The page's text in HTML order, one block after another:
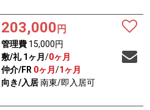
203,000 円
管理費15,000円
敷/礼 1ヶ月 /0ヶ月
仲介/FR 0ヶ月 /1ヶ月
向き/入居南東/即入居可